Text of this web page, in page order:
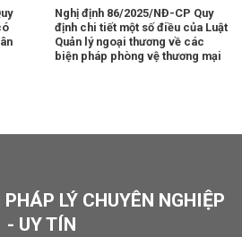
Nghị định 86/2025/NĐ-CP Quy
định chi tiết một số điều của Luật
Quản lý ngoại thương về các
biện pháp phòng vệ thương mại
LÝ CHUYÊN NGHIỆP
- UY TÍN